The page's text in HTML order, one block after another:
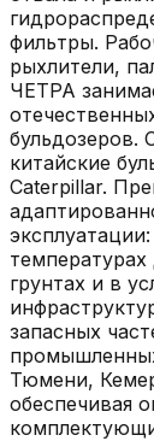
фильтры.
рыхлители,
ЧЕТРА
бульдозеров.
китайские
Caterpillar.
грунтах и в
запасных
Тюмени,
обеспечивая